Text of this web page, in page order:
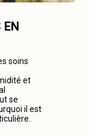
EN
soins
et
se
il est